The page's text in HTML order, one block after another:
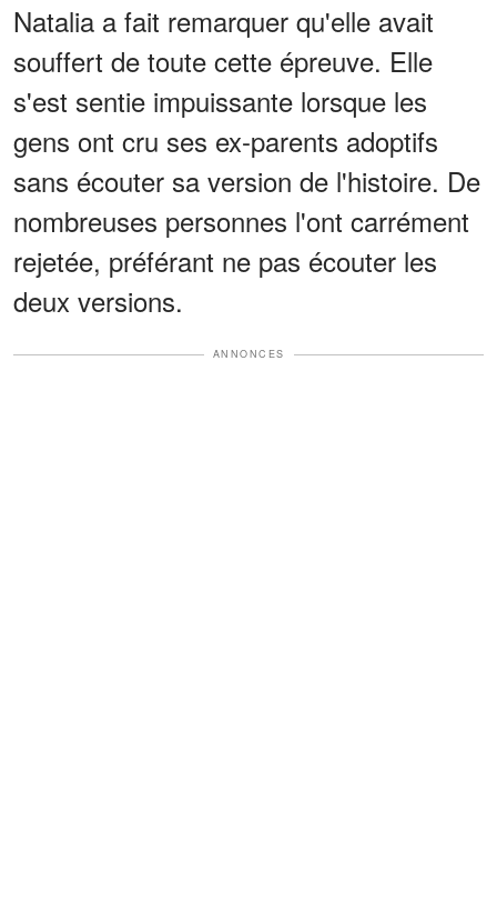
Natalia a fait remarquer qu'elle avait
souffert de toute cette épreuve. Elle
s'est sentie impuissante lorsque les
gens ont cru ses ex-parents adoptifs
sans écouter sa version de l'histoire. De
nombreuses personnes l'ont carrément
rejetée, préférant ne pas écouter les
deux versions.
ANNONCES